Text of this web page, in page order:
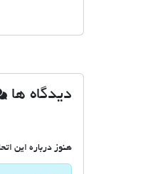
دیدگاه ها
هنوز درباره این